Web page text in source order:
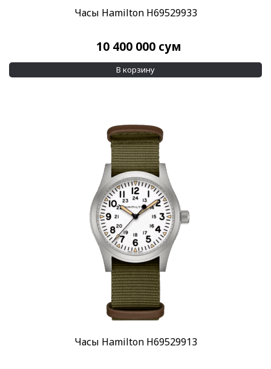
Часы Hamilton H69529933
10 400 000 сум
В корзину
Часы Hamilton H69529913